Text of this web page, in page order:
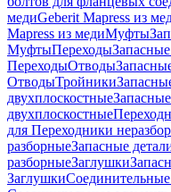
медиGeberit Mapress из
Mapress из медиМуфты
МуфтыПереходы
ПереходыОтводы
ОтводыТройники
двухплоскостные
двухплоскостные
для Переходники
разборныеЗапасные
разборныеЗаглушки
Заглушки